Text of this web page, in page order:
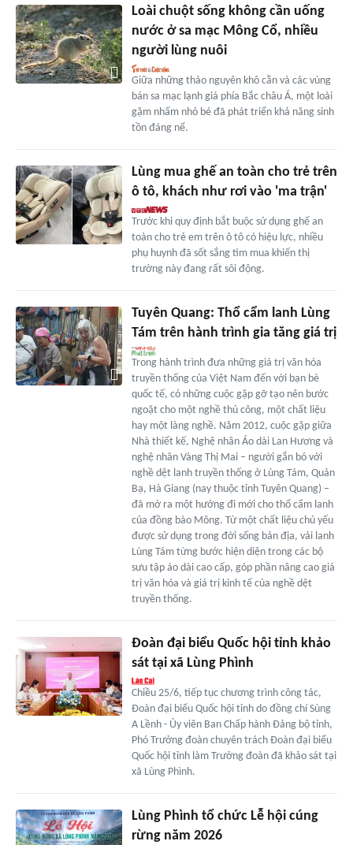
Loài chuột sống không cần uống
nước ở sa mạc Mông Cổ, nhiều
người lùng nuôi
Giữa những thảo nguyên khô cằn và các vùng
bán sa mạc lạnh giá phía Bắc châu Á, một loài
gặm nhấm nhỏ bé đã phát triển khả năng sinh
tồn đáng nể.
Lùng mua ghế an toàn cho trẻ trên
ô tô, khách như rơi vào 'ma trận'
Trước khi quy định bắt buộc sử dụng ghế an
toàn cho trẻ em trên ô tô có hiệu lực, nhiều
phụ huynh đã sốt sắng tìm mua khiến thị
trường này đang rất sôi động.
Tuyên Quang: Thổ cẩm lanh Lùng
Tám trên hành trình gia tăng giá trị
Trong hành trình đưa những giá trị văn hóa
truyền thống của Việt Nam đến với bạn bè
quốc tế, có những cuộc gặp gỡ tạo nên bước
ngoặt cho một nghề thủ công, một chất liệu
hay một làng nghề. Năm 2012, cuộc gặp giữa
Nhà thiết kế, Nghệ nhân Áo dài Lan Hương và
nghệ nhân Vàng Thị Mai – người gắn bó với
nghề dệt lanh truyền thống ở Lùng Tám, Quản
Bạ, Hà Giang (nay thuộc tỉnh Tuyên Quang) –
đã mở ra một hướng đi mới cho thổ cẩm lanh
của đồng bào Mông. Từ một chất liệu chủ yếu
được sử dụng trong đời sống bản địa, vải lanh
Lùng Tám từng bước hiện diện trong các bộ
sưu tập áo dài cao cấp, góp phần nâng cao giá
trị văn hóa và giá trị kinh tế của nghề dệt
truyền thống.
Đoàn đại biểu Quốc hội tỉnh khảo
sát tại xã Lùng Phình
Chiều 25/6, tiếp tục chương trình công tác,
Đoàn đại biểu Quốc hội tỉnh do đồng chí Sùng
A Lềnh - Ủy viên Ban Chấp hành Đảng bộ tỉnh,
Phó Trưởng đoàn chuyên trách Đoàn đại biểu
Quốc hội tỉnh làm Trưởng đoàn đã khảo sát tại
xã Lùng Phình.
Lùng Phình tổ chức Lễ hội cúng
rừng năm 2026